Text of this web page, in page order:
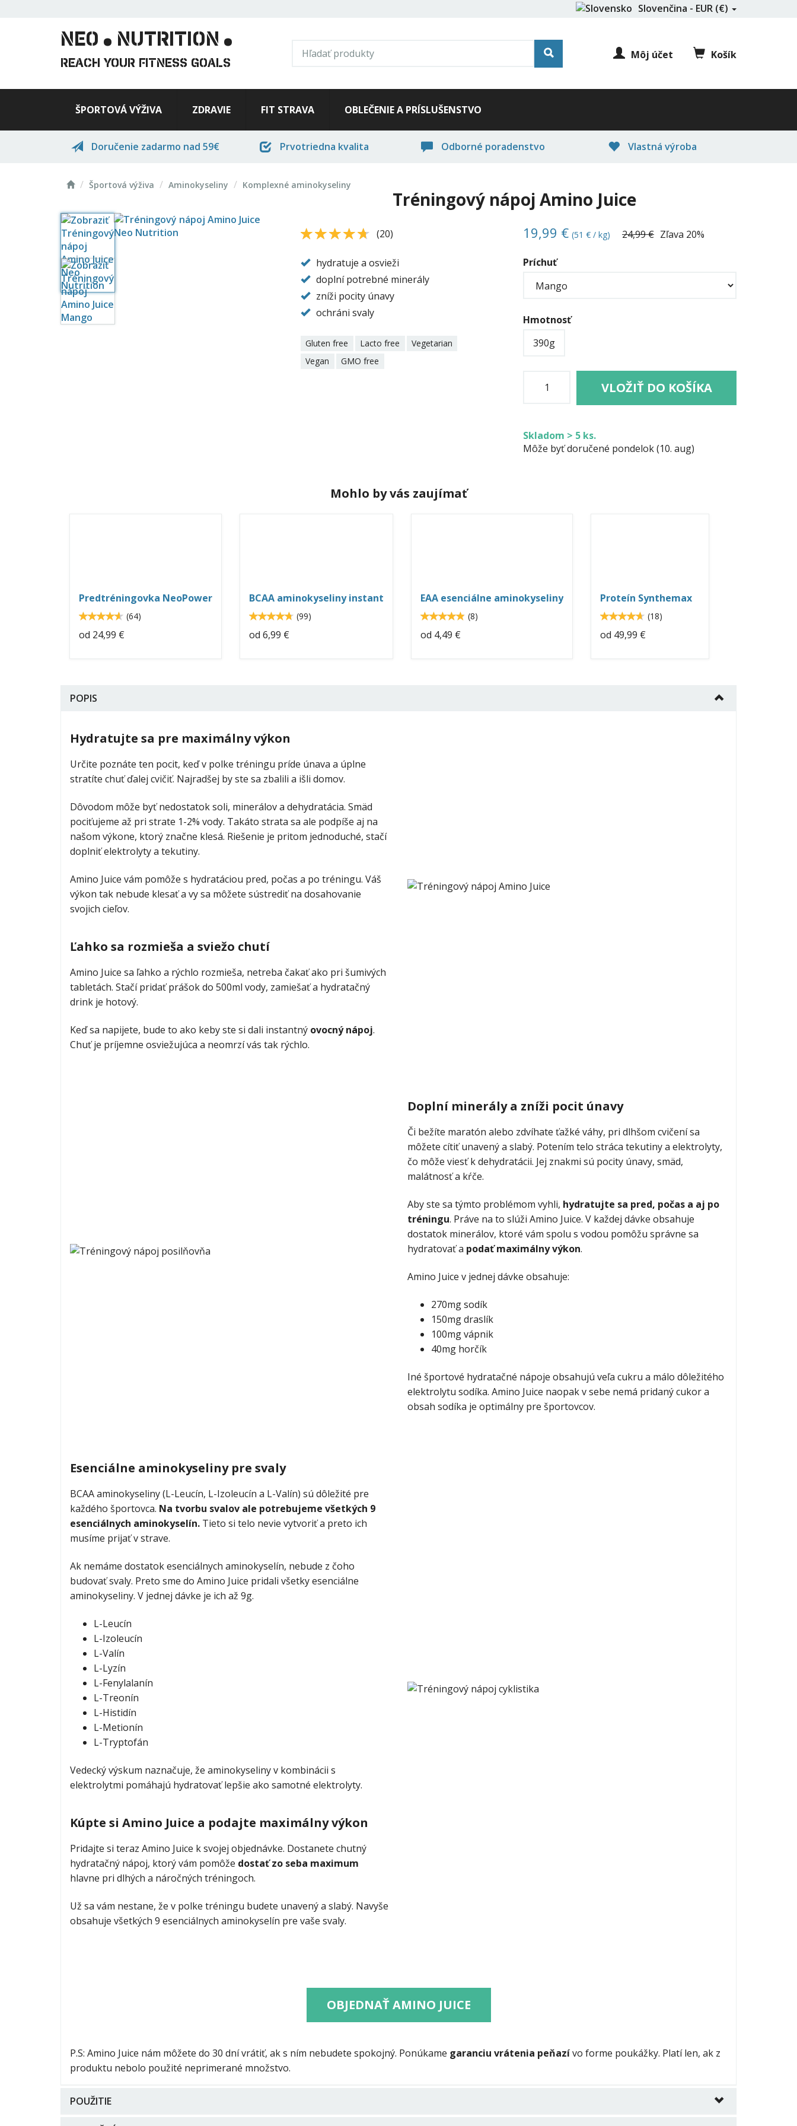
Slovenčina - EUR (€)
NEO . NUTRITION .
REACH YOUR FITNESS GOALS
Môj účet Košík
ŠPORTOVÁ VÝŽIVA ZDRAVIE FIT STRAVA OBLEČENIE A PRÍSLUŠENSTVO
Doručenie zadarmo nad 59€ Prvotriedna kvalita Odborné poradenstvo Vlastná výroba
DomovŠportová výživa Aminokyseliny Komplexné aminokyseliny
Tréningový nápoj Amino Juice
19,99 € (51 € / kg) 24,99 € Zľava 20%
Príchuť
Hmotnosť
390g
VLOŽIŤ DO KOŠÍKA
Skladom > 5 ks.
Môže byť doručené pondelok (10. aug)
4.6 4.6
(20)
hydratuje a osvieži
doplní potrebné minerály
zníži pocity únavy
ochráni svaly
Gluten free Lacto free
Vegetarian
Vegan
GMO free
Mohlo by vás zaujímať
Predtréningovka NeoPower
4.625 4.6
(64)
od 24,99 €
BCAA aminokyseliny instant
4.717174.7
(99)
od 6,99 €
EAA esenciálne aminokyseliny
4.875 4.9
(8)
od 4,49 €
Proteín Synthemax
4.6666654.7
(18)
od 49,99 €
POPIS
Hydratujte sa pre maximálny výkon
Určite poznáte ten pocit, keď v polke tréningu príde únava a úplne
stratíte chuť ďalej cvičiť. Najradšej by ste sa zbalili a išli domov.
Dôvodom môže byť nedostatok soli, minerálov a dehydratácia. Smäd
pociťujeme až pri strate 1-2% vody. Takáto strata sa ale podpíše aj na
našom výkone, ktorý značne klesá. Riešenie je pritom jednoduché, stačí
doplniť elektrolyty a tekutiny.
Amino Juice vám pomôže s hydratáciou pred, počas a po tréningu. Váš
výkon tak nebude klesať a vy sa môžete sústrediť na dosahovanie
svojich cieľov.
Ľahko sa rozmieša a sviežo chutí
Amino Juice sa ľahko a rýchlo rozmieša, netreba čakať ako pri šumivých
tabletách. Stačí pridať prášok do 500ml vody, zamiešať a hydratačný
drink je hotový.
Keď sa napijete, bude to ako keby ste si dali instantný ovocný nápoj.
Chuť je príjemne osviežujúca a neomrzí vás tak rýchlo.
Doplní minerály a zníži pocit únavy
Či bežíte maratón alebo zdvíhate ťažké váhy, pri dlhšom cvičení sa
môžete cítiť unavený a slabý. Potením telo stráca tekutiny a elektrolyty,
čo môže viesť k dehydratácii. Jej znakmi sú pocity únavy, smäd,
malátnosť a kŕče.
Aby ste sa týmto problémom vyhli, hydratujte sa pred, počas a aj po
tréningu. Práve na to slúži Amino Juice. V každej dávke obsahuje
dostatok minerálov, ktoré vám spolu s vodou pomôžu správne sa
hydratovať a podať maximálny výkon.
Amino Juice v jednej dávke obsahuje:
270mg sodík
150mg draslík
100mg vápnik
40mg horčík
Iné športové hydratačné nápoje obsahujú veľa cukru a málo dôležitého
elektrolytu sodíka. Amino Juice naopak v sebe nemá pridaný cukor a
obsah sodíka je optimálny pre športovcov.
Esenciálne aminokyseliny pre svaly
BCAA aminokyseliny (L-Leucín, L-Izoleucín a L-Valín) sú dôležité pre
každého športovca. Na tvorbu svalov ale potrebujeme všetkých 9
esenciálnych aminokyselín. Tieto si telo nevie vytvoriť a preto ich
musíme prijať v strave.
Ak nemáme dostatok esenciálnych aminokyselín, nebude z čoho
budovať svaly. Preto sme do Amino Juice pridali všetky esenciálne
aminokyseliny. V jednej dávke je ich až 9g.
L-Leucín
L-Izoleucín
L-Valín
L-Lyzín
L-Fenylalanín
L-Treonín
L-Histidín
L-Metionín
L-Tryptofán
Vedecký výskum naznačuje, že aminokyseliny v kombinácii s
elektrolytmi pomáhajú hydratovať lepšie ako samotné elektrolyty.
Kúpte si Amino Juice a podajte maximálny výkon
Pridajte si teraz Amino Juice k svojej objednávke. Dostanete chutný
hydratačný nápoj, ktorý vám pomôže dostať zo seba maximum
hlavne pri dlhých a náročných tréningoch.
Už sa vám nestane, že v polke tréningu budete unavený a slabý. Navyše
obsahuje všetkých 9 esenciálnych aminokyselín pre vaše svaly.
OBJEDNAŤ AMINO JUICE
P.S: Amino Juice nám môžete do 30 dní vrátiť, ak s ním nebudete spokojný. Ponúkame garanciu vrátenia peňazívo forme poukážky. Platí len, ak z
produktu nebolo použité neprimerané množstvo.
POUŽITIE